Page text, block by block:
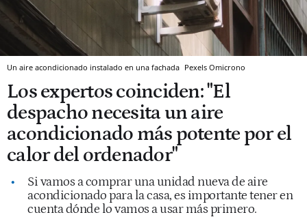
Un aire acondicionado instalado en una fachada Pexels Omicrono
Los expertos coinciden: "El
despacho necesita un aire
acondicionado más potente por el
calor del ordenador"
Si vamos a comprar una unidad nueva de aire
acondicionado para la casa, es importante tener en
cuenta dónde lo vamos a usar más primero.